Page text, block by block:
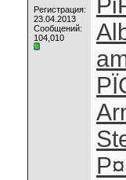
Регистрация:
23.04.2013
Сообщений:
104,010